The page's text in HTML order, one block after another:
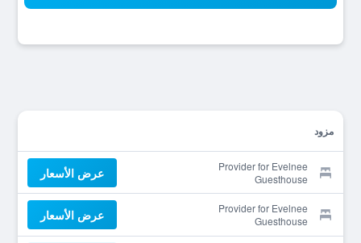
مزود
Provider for Evelnee
Guesthouse
عرض الأسعار
Provider for Evelnee
Guesthouse
عرض الأسعار